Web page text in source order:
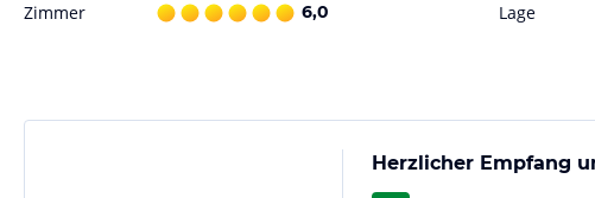
Zimmer 6,0 Lage
Herzlicher Empfang